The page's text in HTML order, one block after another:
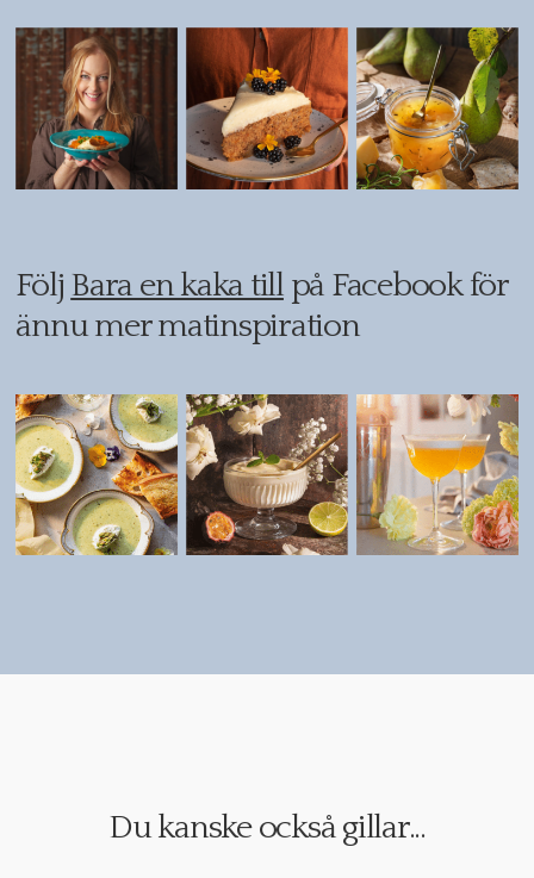
Följ Bara en kaka tillpå Facebook för
ännu mer matinspiration
Du kanske också gillar...